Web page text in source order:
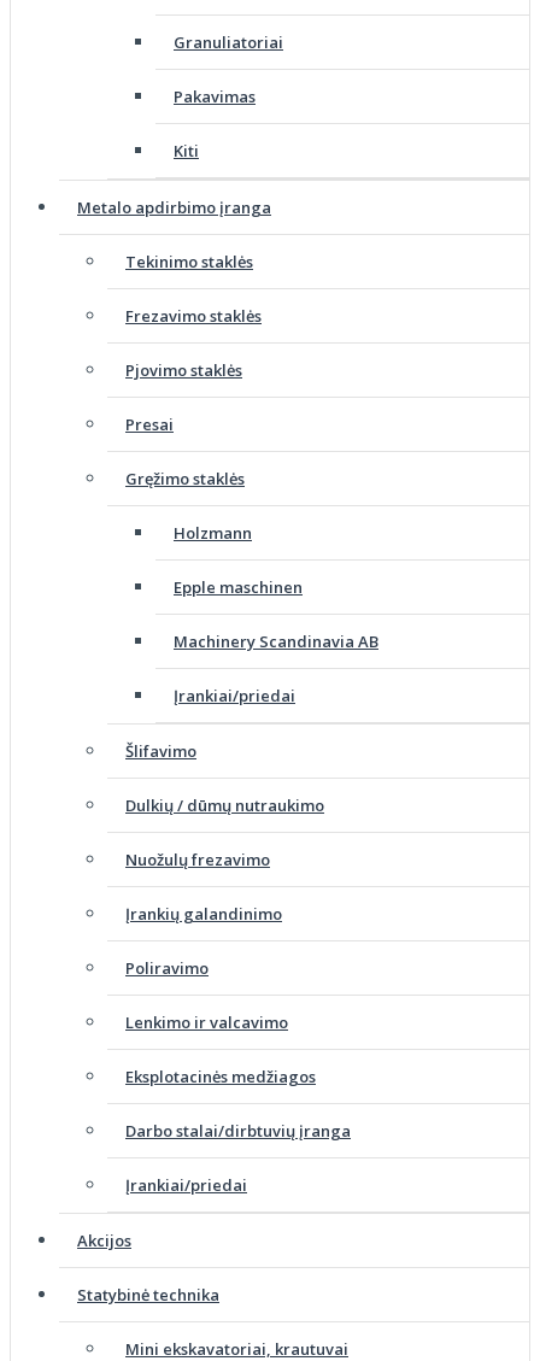
Granuliatoriai
Pakavimas
Kiti
Metalo apdirbimo įranga
Tekinimo staklės
Frezavimo staklės
Pjovimo staklės
Presai
Gręžimo staklės
Holzmann
Epple maschinen
Machinery Scandinavia AB
Įrankiai/priedai
Šlifavimo
Dulkių / dūmų nutraukimo
Nuožulų frezavimo
Įrankių galandinimo
Poliravimo
Lenkimo ir valcavimo
Eksplotacinės medžiagos
Darbo stalai/dirbtuvių įranga
Įrankiai/priedai
Akcijos
Statybinė technika
Mini ekskavatoriai, krautuvai